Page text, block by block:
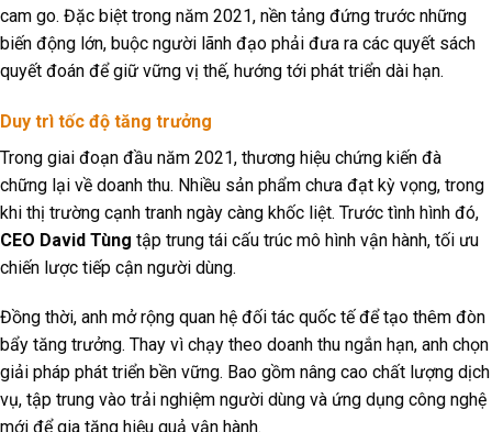
cam go. Đặc biệt trong năm 2021, nền tảng đứng trước những
biến động lớn, buộc người lãnh đạo phải đưa ra các quyết sách
quyết đoán để giữ vững vị thế, hướng tới phát triển dài hạn.
Duy trì tốc độ tăng trưởng
Trong giai đoạn đầu năm 2021, thương hiệu chứng kiến đà
chững lại về doanh thu. Nhiều sản phẩm chưa đạt kỳ vọng, trong
khi thị trường cạnh tranh ngày càng khốc liệt. Trước tình hình đó,
CEO David Tùng tập trung tái cấu trúc mô hình vận hành, tối ưu
chiến lược tiếp cận người dùng.
Đồng thời, anh mở rộng quan hệ đối tác quốc tế để tạo thêm đòn
bẩy tăng trưởng. Thay vì chạy theo doanh thu ngắn hạn, anh chọn
giải pháp phát triển bền vững. Bao gồm nâng cao chất lượng dịch
vụ, tập trung vào trải nghiệm người dùng và ứng dụng công nghệ
mới để gia tăng hiệu quả vận hành.